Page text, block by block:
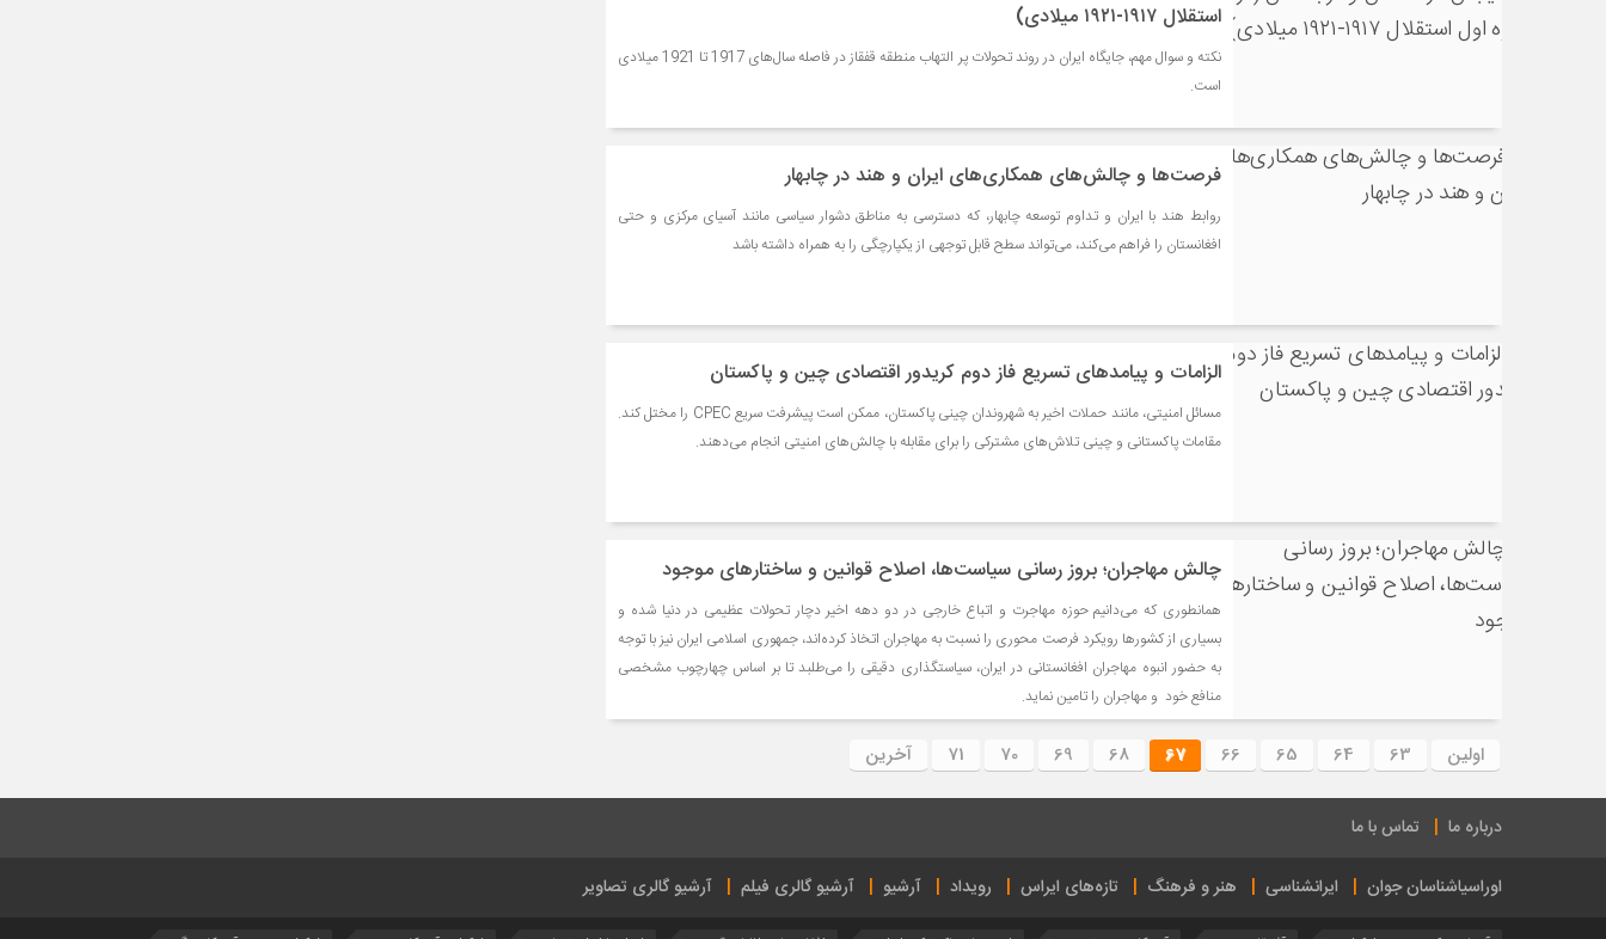
استقلال ۱۹۱۷-۱۹۲۱ میلادی)
نکته و سوال مهم، جایگاه ایران در روند تحولات پر التهاب منطقه قفقاز در فاصله سال‌های 1917 تا 1921 میلادی
است.
فرصت‌ها و چالش‌های همکاری‌های ایران و هند در چابهار
روابط هند با ایران و تداوم توسعه چابهار، که دسترسی به مناطق دشوار سیاسی مانند آسیای مرکزی و حتی
افغانستان را فراهم می‌کند، می‌تواند سطح قابل توجهی از یکپارچگی را به همراه داشته باشد
الزامات و پیامدهای تسریع فاز دوم کریدور اقتصادی چین و پاکستان
مسائل امنیتی، مانند حملات اخیر به شهروندان چینی پاکستان، ممکن است پیشرفت سریع CPEC را مختل کند.
مقامات پاکستانی و چینی تلاش‌های مشترکی را برای مقابله با چالش‌های امنیتی انجام می‌دهند.
چالش مهاجران؛ بروز رسانی سیاست‌ها، اصلاح قوانین و ساختارهای موجود
همانطوری که می‌دانیم حوزه مهاجرت و اتباع خارجی در دو دهه اخیر دچار تحولات عظیمی در دنیا شده و
بسیاری از کشورها رویکرد فرصت محوری را نسبت به مهاجران اتخاذ کرده‌اند، جمهوری اسلامی ایران نیز با توجه
به حضور انبوه مهاجران افغانستانی در ایران، سیاستگذاری دقیقی را می‌طلبد تا بر اساس چهارچوب مشخصی
منافع خود و مهاجران را تامین نماید.
اولین 63
64
65
66
67
68
69
70
71 آخرین
درباره ما تماس با ما
اوراسیاشناسان جوان ایرانشناسی هنر و فرهنگ تازه‌های ایراس رویداد آرشیو آرشیو گالری فیلم آرشیو گالری تصاویر